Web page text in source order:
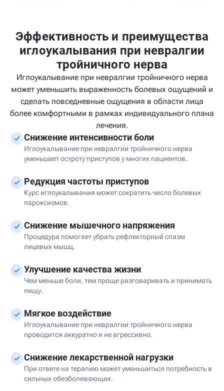
Эффективность и преимущества
иглоукалывания при невралгии
тройничного нерва
Иглоукалывание при невралгии тройничного нерва
может уменьшить выраженность болевых ощущений и
сделать повседневные ощущения в области лица
более комфортными в рамках индивидуального плана
лечения.
Снижение интенсивности боли
Иглоукалывание при невралгии тройничного нерва
уменьшает остроту приступов у многих пациентов.
Редукция частоты приступов
Курс иглоукалывания может сократить число болевых
пароксизмов.
Снижение мышечного напряжения
Процедура помогает убрать рефлекторный спазм
лицевых мышц.
Улучшение качества жизни
Чем меньше боли, тем проще разговаривать и принимать
пищу.
Мягкое воздействие
Иглоукалывание при невралгии тройничного нерва
проводится аккуратно и не агрессивно.
Снижение лекарственной нагрузки
При ответе на терапию может уменьшиться потребность в
сильных обезболивающих.